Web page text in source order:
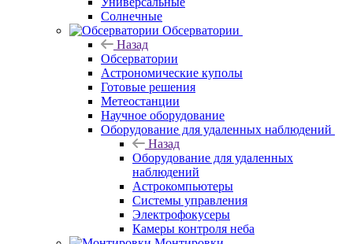
Солнечные
Обсерватории
Назад
Обсерватории
Астрономические куполы
Готовые решения
Метеостанции
Научное оборудование
Оборудование для удаленных наблюдений
Назад
Оборудование для удаленных
наблюдений
Астрокомпьютеры
Системы управления
Электрофокусеры
Камеры контроля неба